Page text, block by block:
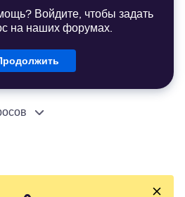
Войдите, чтобы задать
на наших форумах.